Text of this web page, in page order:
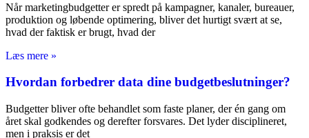
Når marketingbudgetter er spredt på kampagner, kanaler, bureauer,
produktion og løbende optimering, bliver det hurtigt svært at se,
hvad der faktisk er brugt, hvad der
Læs mere »
Hvordan forbedrer data dine budgetbeslutninger?
Budgetter bliver ofte behandlet som faste planer, der én gang om
året skal godkendes og derefter forsvares. Det lyder disciplineret,
men i praksis er det